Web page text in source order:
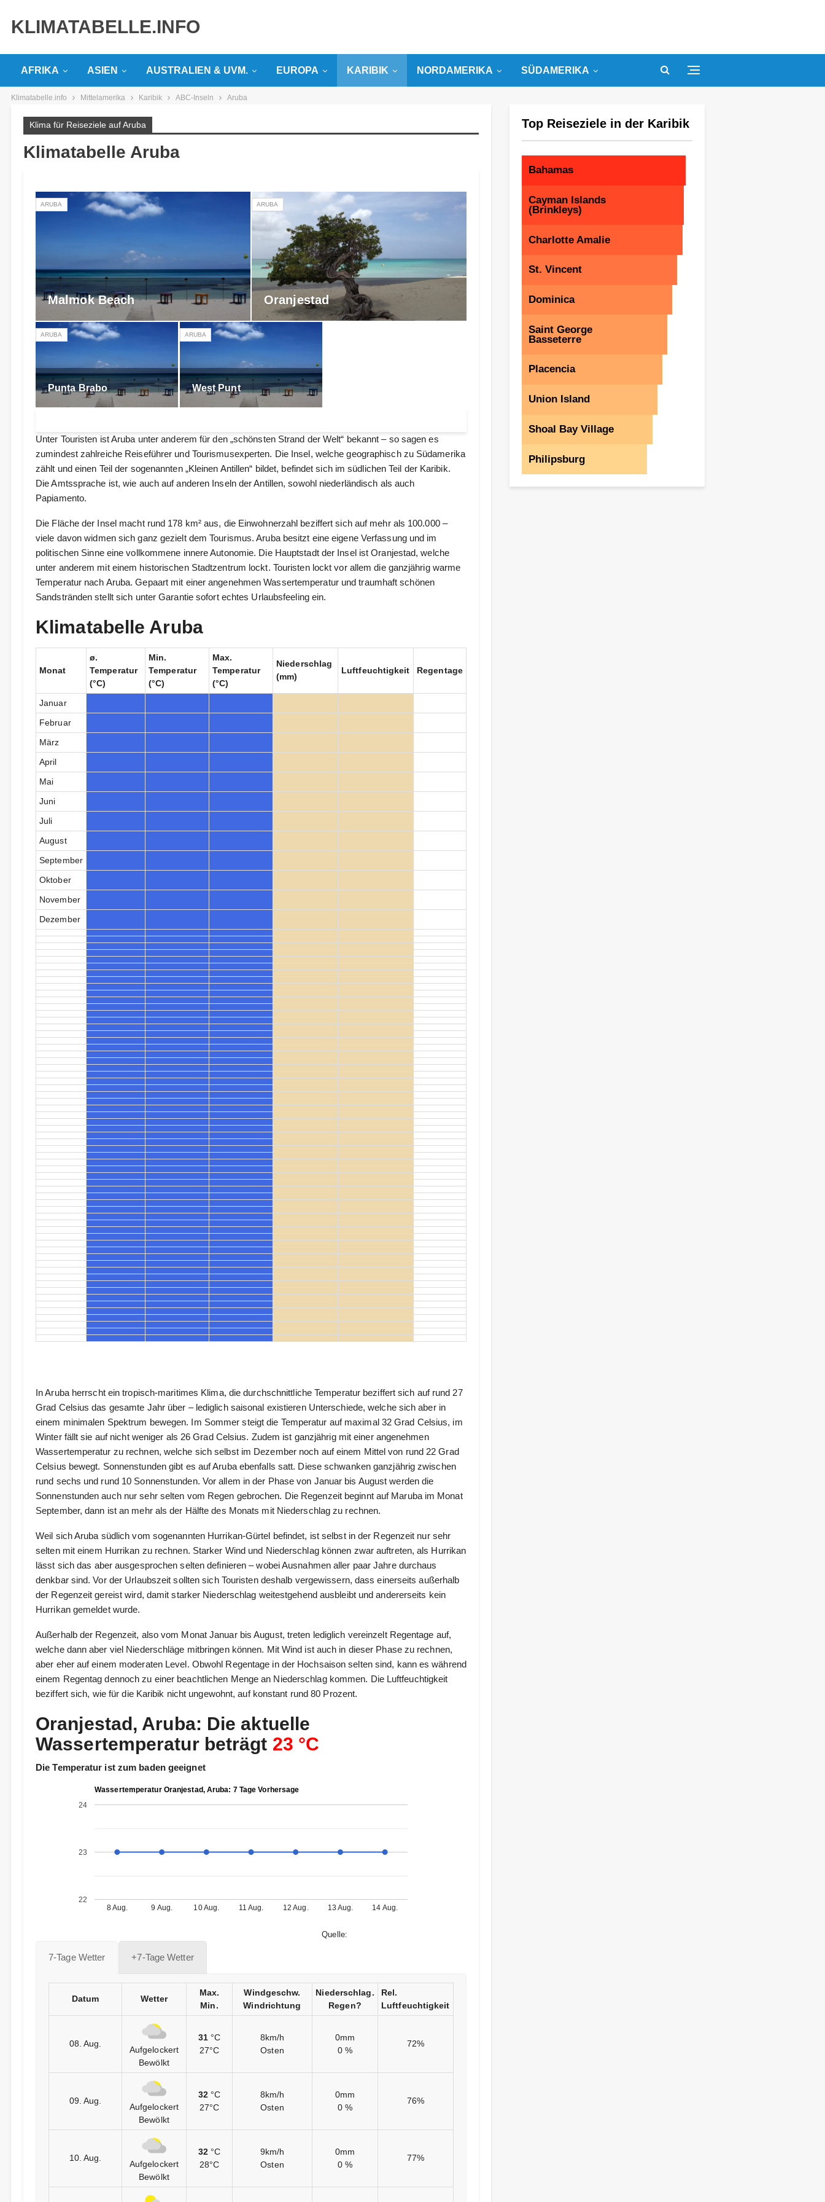
KLIMATABELLE.INFO
AFRIKA ASIEN AUSTRALIEN & UVM. EUROPA KARIBIK NORDAMERIKA SÜDAMERIKA
Klimatabelle.info Mittelamerika Karibik ABC-Inseln Aruba
Klima für Reiseziele auf Aruba
Klimatabelle Aruba
ARUBA
Malmok Beach
ARUBA
Oranjestad
ARUBA
Punta Brabo
ARUBA
West Punt
Unter Touristen ist Aruba unter anderem für den „schönsten Strand der Welt“ bekannt – so sagen es
zumindest zahlreiche Reiseführer und Tourismusexperten. Die Insel, welche geographisch zu Südamerika
zählt und einen Teil der sogenannten „Kleinen Antillen“ bildet, befindet sich im südlichen Teil der Karibik.
Die Amtssprache ist, wie auch auf anderen Inseln der Antillen, sowohl niederländisch als auch
Papiamento.
Die Fläche der Insel macht rund 178 km² aus, die Einwohnerzahl beziffert sich auf mehr als 100.000 –
viele davon widmen sich ganz gezielt dem Tourismus. Aruba besitzt eine eigene Verfassung und im
politischen Sinne eine vollkommene innere Autonomie. Die Hauptstadt der Insel ist Oranjestad, welche
unter anderem mit einem historischen Stadtzentrum lockt. Touristen lockt vor allem die ganzjährig warme
Temperatur nach Aruba. Gepaart mit einer angenehmen Wassertemperatur und traumhaft schönen
Sandstränden stellt sich unter Garantie sofort echtes Urlaubsfeeling ein.
Klimatabelle Aruba
Monat
ø.
Temperatur
(°C)
Min.
Temperatur
(°C)
Max.
Temperatur
(°C)
Niederschlag
(mm)
Luftfeuchtigkeit Regentage
Januar
Februar
März
April
Mai
Juni
Juli
August
September
Oktober
November
Dezember
In Aruba herrscht ein tropisch-maritimes Klima, die durchschnittliche Temperatur beziffert sich auf rund 27
Grad Celsius das gesamte Jahr über – lediglich saisonal existieren Unterschiede, welche sich aber in
einem minimalen Spektrum bewegen. Im Sommer steigt die Temperatur auf maximal 32 Grad Celsius, im
Winter fällt sie auf nicht weniger als 26 Grad Celsius. Zudem ist ganzjährig mit einer angenehmen
Wassertemperatur zu rechnen, welche sich selbst im Dezember noch auf einem Mittel von rund 22 Grad
Celsius bewegt. Sonnenstunden gibt es auf Aruba ebenfalls satt. Diese schwanken ganzjährig zwischen
rund sechs und rund 10 Sonnenstunden. Vor allem in der Phase von Januar bis August werden die
Sonnenstunden auch nur sehr selten vom Regen gebrochen. Die Regenzeit beginnt auf Maruba im Monat
September, dann ist an mehr als der Hälfte des Monats mit Niederschlag zu rechnen.
Weil sich Aruba südlich vom sogenannten Hurrikan-Gürtel befindet, ist selbst in der Regenzeit nur sehr
selten mit einem Hurrikan zu rechnen. Starker Wind und Niederschlag können zwar auftreten, als Hurrikan
lässt sich das aber ausgesprochen selten definieren – wobei Ausnahmen aller paar Jahre durchaus
denkbar sind. Vor der Urlaubszeit sollten sich Touristen deshalb vergewissern, dass einerseits außerhalb
der Regenzeit gereist wird, damit starker Niederschlag weitestgehend ausbleibt und andererseits kein
Hurrikan gemeldet wurde.
Außerhalb der Regenzeit, also vom Monat Januar bis August, treten lediglich vereinzelt Regentage auf,
welche dann aber viel Niederschläge mitbringen können. Mit Wind ist auch in dieser Phase zu rechnen,
aber eher auf einem moderaten Level. Obwohl Regentage in der Hochsaison selten sind, kann es während
einem Regentag dennoch zu einer beachtlichen Menge an Niederschlag kommen. Die Luftfeuchtigkeit
beziffert sich, wie für die Karibik nicht ungewohnt, auf konstant rund 80 Prozent.
Oranjestad, Aruba: Die aktuelle
Wassertemperatur beträgt 23 °C
Die Temperatur ist zum baden geeignet
Wassertemperatur Oranjestad, Aruba: 7 Tage Vorhersage
8 Aug. 9 Aug. 10 Aug. 11 Aug. 12 Aug. 13 Aug. 14 Aug.
22
23
24
Quelle:
7-Tage Wetter +7-Tage Wetter
Datum Wetter
Max.
Min.
Windgeschw.
Windrichtung
Niederschlag.
Regen?
Rel.
Luftfeuchtigkeit
08. Aug.
Aufgelockert
Bewölkt
31 °C
27°C
8km/h
Osten
0mm
0 %
72%
09. Aug.
Aufgelockert
Bewölkt
32 °C
27°C
8km/h
Osten
0mm
0 %
76%
10. Aug.
Aufgelockert
Bewölkt
32 °C
28°C
9km/h
Osten
0mm
0 %
77%
Top Reiseziele in der Karibik
Bahamas
Cayman Islands
(Brinkleys)
Charlotte Amalie
St. Vincent
Dominica
Saint George
Basseterre
Placencia
Union Island
Shoal Bay Village
Philipsburg